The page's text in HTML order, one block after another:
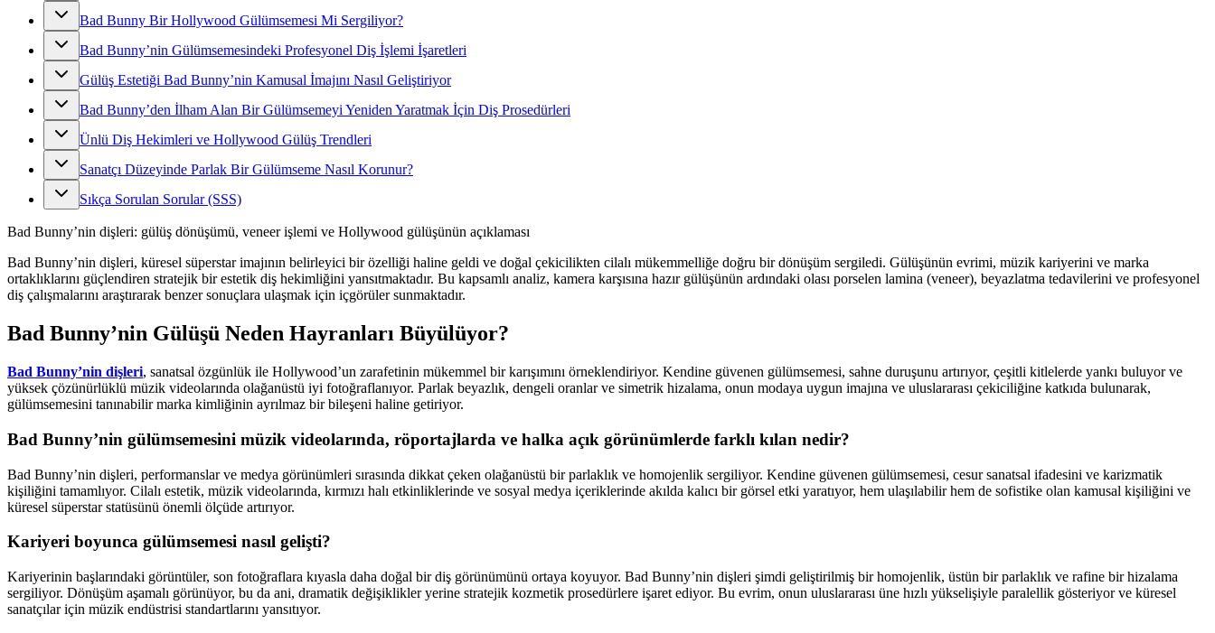
Bad Bunny Bir Hollywood Gülümsemesi Mi Sergiliyor?
Bad Bunny’nin Gülümsemesindeki Profesyonel Diş İşlemi İşaretleri
Gülüş Estetiği Bad Bunny’nin Kamusal İmajını Nasıl Geliştiriyor
Bad Bunny’den İlham Alan Bir Gülümsemeyi Yeniden Yaratmak İçin Diş Prosedürleri
Ünlü Diş Hekimleri ve Hollywood Gülüş Trendleri
Sanatçı Düzeyinde Parlak Bir Gülümseme Nasıl Korunur?
Sıkça Sorulan Sorular (SSS)
Bad Bunny’nin dişleri: gülüş dönüşümü, veneer işlemi ve Hollywood gülüşünün açıklaması
Bad Bunny’nin dişleri, küresel süperstar imajının belirleyici bir özelliği haline geldi ve doğal çekicilikten cilalı mükemmelliğe doğru bir dönüşüm sergiledi. Gülüşünün evrimi, müzik kariyerini ve marka
ortaklıklarını güçlendiren stratejik bir estetik diş hekimliğini yansıtmaktadır. Bu kapsamlı analiz, kamera karşısına hazır gülüşünün ardındaki olası porselen lamina (veneer), beyazlatma tedavilerini ve profesyonel
diş çalışmalarını araştırarak benzer sonuçlara ulaşmak için içgörüler sunmaktadır.
Bad Bunny’nin Gülüşü Neden Hayranları Büyülüyor?
Bad Bunny’nin dişleri, sanatsal özgünlük ile Hollywood’un zarafetinin mükemmel bir karışımını örneklendiriyor. Kendine güvenen gülümsemesi, sahne duruşunu artırıyor, çeşitli kitlelerde yankı buluyor ve
yüksek çözünürlüklü müzik videolarında olağanüstü iyi fotoğraflanıyor. Parlak beyazlık, dengeli oranlar ve simetrik hizalama, onun modaya uygun imajına ve uluslararası çekiciliğine katkıda bulunarak,
gülümsemesini tanınabilir marka kimliğinin ayrılmaz bir bileşeni haline getiriyor.
Bad Bunny’nin gülümsemesini müzik videolarında, röportajlarda ve halka açık görünümlerde farklı kılan nedir?
Bad Bunny’nin dişleri, performanslar ve medya görünümleri sırasında dikkat çeken olağanüstü bir parlaklık ve homojenlik sergiliyor. Kendine güvenen gülümsemesi, cesur sanatsal ifadesini ve karizmatik
kişiliğini tamamlıyor. Cilalı estetik, müzik videolarında, kırmızı halı etkinliklerinde ve sosyal medya içeriklerinde akılda kalıcı bir görsel etki yaratıyor, hem ulaşılabilir hem de sofistike olan kamusal kişiliğini ve
küresel süperstar statüsünü önemli ölçüde artırıyor.
Kariyeri boyunca gülümsemesi nasıl gelişti?
Kariyerinin başlarındaki görüntüler, son fotoğraflara kıyasla daha doğal bir diş görünümünü ortaya koyuyor. Bad Bunny’nin dişleri şimdi geliştirilmiş bir homojenlik, üstün bir parlaklık ve rafine bir hizalama
sergiliyor. Dönüşüm aşamalı görünüyor, bu da ani, dramatik değişiklikler yerine stratejik kozmetik prosedürlere işaret ediyor. Bu evrim, onun uluslararası üne hızlı yükselişiyle paralellik gösteriyor ve küresel
sanatçılar için müzik endüstrisi standartlarını yansıtıyor.